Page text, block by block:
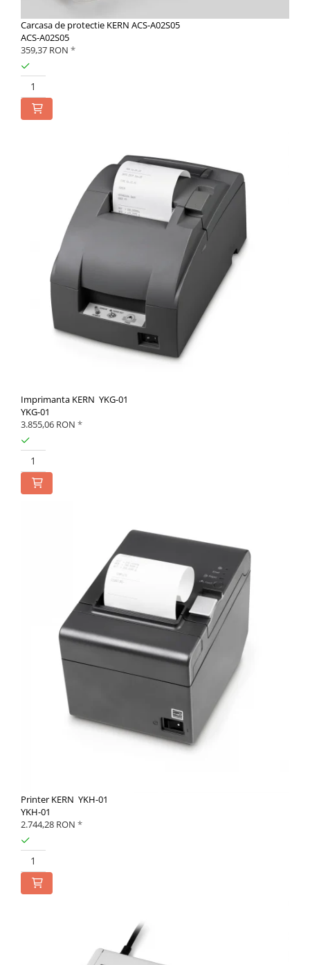
Carcasa de protectie KERN ACS-A02S05
ACS-A02S05
359,37 RON *
Imprimanta KERN YKG-01
YKG-01
3.855,06 RON *
Printer KERN YKH-01
YKH-01
2.744,28 RON *